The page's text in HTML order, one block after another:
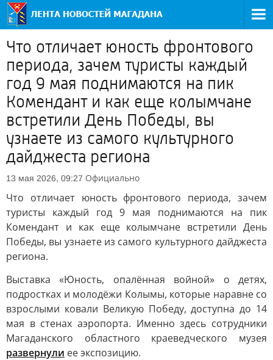
Что отличает юность фронтового
периода, зачем туристы каждый
год 9 мая поднимаются на пик
Комендант и как еще колымчане
встретили День Победы, вы
узнаете из самого культурного
дайджеста региона
13 мая 2026, 09:27 Официально
Что отличает юность фронтового периода, зачем
туристы каждый год 9 мая поднимаются на пик
Комендант и как еще колымчане встретили День
Победы, вы узнаете из самого культурного дайджеста
региона.
Выставка «Юность, опалённая войной» о детях,
подростках и молодёжи Колымы, которые наравне со
взрослыми ковали Великую Победу, доступна до 14
мая в стенах аэропорта. Именно здесь сотрудники
Магаданского областного краеведческого музея
развернули ее экспозицию.